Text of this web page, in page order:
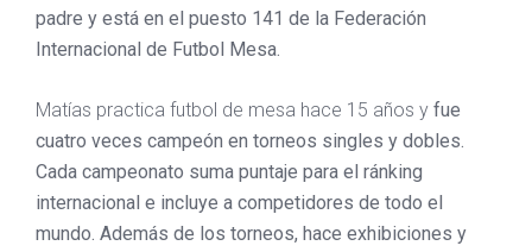
padre y está en el puesto 141 de la Federación
Internacional de Futbol Mesa.
Matías practica futbol de mesa hace 15 años y fue
cuatro veces campeón en torneos singles y dobles.
Cada campeonato suma puntaje para el ránking
internacional e incluye a competidores de todo el
mundo. Además de los torneos, hace exhibiciones y